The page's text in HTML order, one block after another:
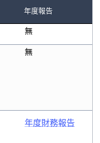
年度報告
無
無
年度財務報告